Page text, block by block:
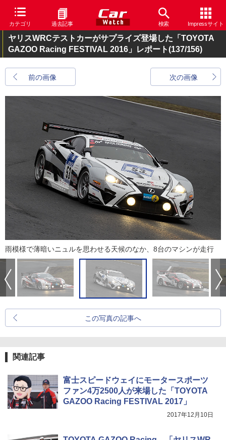
カテゴリ 過去記事 検索 Impressサイト
ヤリスWRCテストカーがサプライズ登場した「TOYOTA
GAZOO Racing FESTIVAL 2016」レポート(137/156)
前の画像 次の画像
雨模様で薄暗いニュルを思わせる天候のなか、8台のマシンが走行
この写真の記事へ
関連記事
富士スピードウェイにモータースポーツ
ファン4万2500人が来場した「TOYOTA
GAZOO Racing FESTIVAL 2017」
2017年12月10日